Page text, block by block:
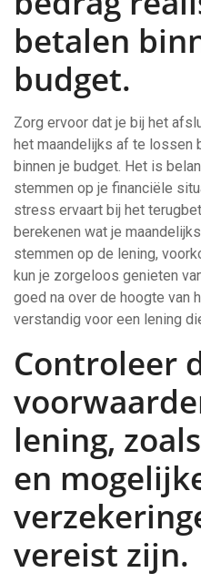
betalen
budget.
Zorg ervoor dat je bij het
het maandelijks af te lossen
binnen je budget. Het is
stemmen op je financiële
stress ervaart bij het
berekenen wat je
stemmen op de lening,
kun je zorgeloos genieten
goed na over de hoogte van
verstandig voor een lening
Controleer
lening,
en
vereist zijn.